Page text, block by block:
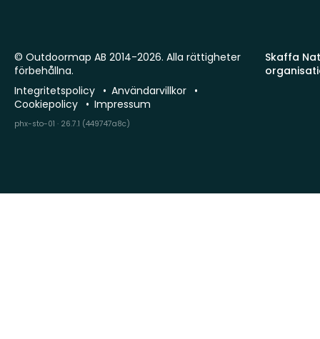
Skaffa
© Outdoormap AB 2014-2026. Alla rättigheter
förbehållna.
Integritetspolicy
Användarvillkor
Cookiepolicy
Impressum
phx-sto-01 · 26.7.1 (449747a8c)